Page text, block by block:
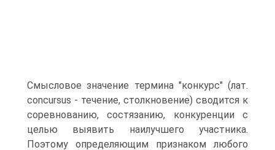
Смысловое значение термина "конкурс" (лат.
concursus - течение, столкновение) сводится к
соревнованию, состязанию, конкуренции с
целью выявить наилучшего участника.
Поэтому определяющим признаком любого